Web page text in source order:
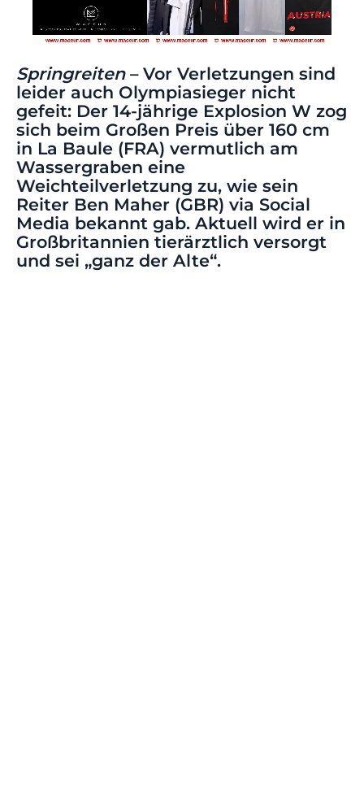
Springreiten– Vor Verletzungen sind
leider auch Olympiasieger nicht
gefeit: Der 14-jährige Explosion W zog
sich beim Großen Preis über 160 cm
in La Baule (FRA) vermutlich am
Wassergraben eine
Weichteilverletzung zu, wie sein
Reiter Ben Maher (GBR) via Social
Media bekannt gab. Aktuell wird er in
Großbritannien tierärztlich versorgt
und sei „ganz der Alte“.